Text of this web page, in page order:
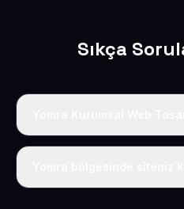
Sıkça
Tek fiyat uygulanır: yıllık 50